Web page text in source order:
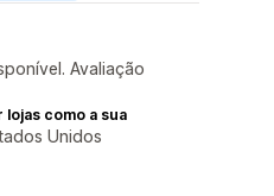
Avaliação
lojas como a sua
Unidos